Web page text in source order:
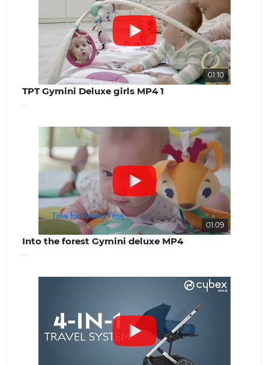
потреби дітей різного віку. Від
комфортних та затишних колясок і
автокрісел до взуття та одягу для
дітей різного віку. Ми прагнемо
забезпечити нашим клієнтам
максимальний вибір і можливість
знайти все, що необхідно для
молодої сім'ї. Наші цінності: Ми
вважаємо, що довіра і задоволення
консультацію та вирішити будь-які
питання, що виникають. Наш сайт -
benext.com.ua
01:10
TPT Gymini Deluxe girls MP4 1
01:09
Into the forest Gymini deluxe MP4